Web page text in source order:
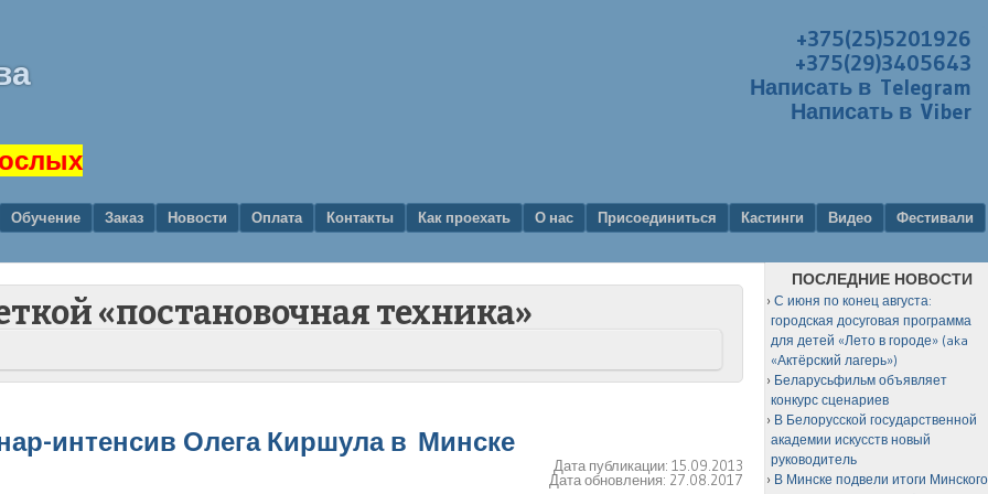
+375(25)5201926
+375(29)3405643
Написать в Telegram
Написать в Viber
Обучение Заказ Новости Оплата Контакты Как проехать О нас Присоединиться Кастинги Видео
Фестивали
«постановочная техника»
интенсив Олега Киршула в Минске
Дата публикации:15.09.2013
Дата обновления: 27.08.2017
ПОСЛЕДНИЕ НОВОСТИ
С июня по конец августа:
городская досуговая программа
для детей «Лето в городе» (aka
«Актёрский лагерь»)
Беларусьфильм объявляет
конкурс сценариев
В Белорусской государственной
академии искусств новый
руководитель
В Минске подвели итоги Минского